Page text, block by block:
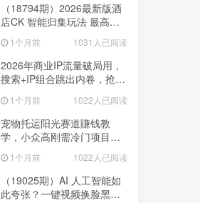
（18794期）2026最新版酒
店CK 智能归集玩法 最高单
价、零成本、零人工 操作、
解决风控难题
1个月前 1031人已阅读
2026年商业IP流量破局用，
搜索+IP组合跳出内卷，抢占
入十分回报
1个月前 1022人已阅读
宠物托运阳光赛道賺钱教
学，小众高刚需冷门项目，
润200+
1个月前 1022人已阅读
（19025期）AI 人工智能如
此夸张？一键视频换脸黑科